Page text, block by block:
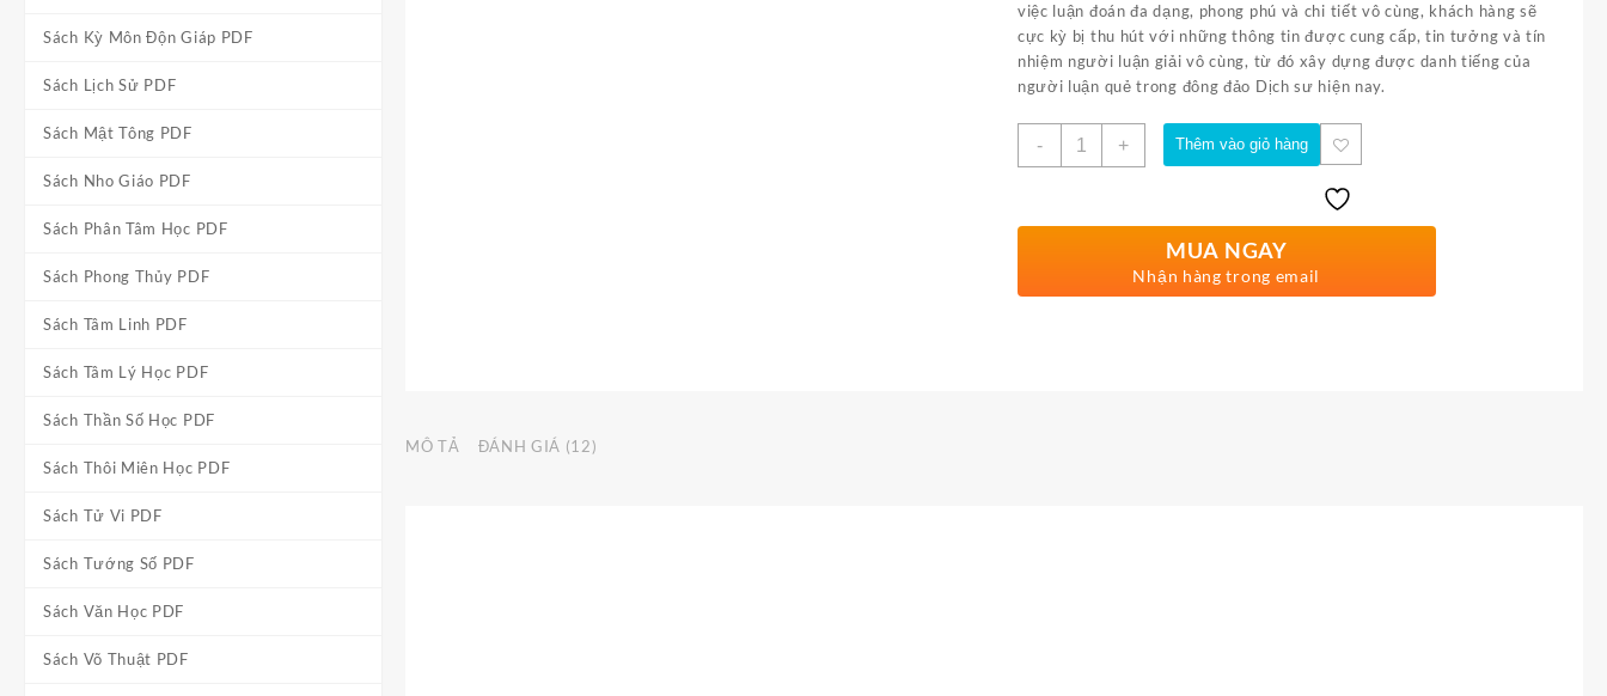
Sách Kỳ Môn Độn Giáp PDF
Sách Lịch Sử PDF
Sách Mật Tông PDF
Sách Nho Giáo PDF
Sách Phân Tâm Học PDF
Sách Phong Thủy PDF
Sách Tâm Linh PDF
Sách Tâm Lý Học PDF
Sách Thần Số Học PDF
Sách Thôi Miên Học PDF
Sách Tử Vi PDF
Sách Tướng Số PDF
Sách Văn Học PDF
Sách Võ Thuật PDF
việc luận đoán đa dạng, phong phú và chi tiết vô cùng, khách hàng sẽ
cực kỳ bị thu hút với những thông tin được cung cấp, tin tưởng và tín
nhiệm người luận giải vô cùng, từ đó xây dựng được danh tiếng của
người luận quẻ trong đông đảo Dịch sư hiện nay.
- + Thêm vào giỏ hàng
MUA NGAY
Nhận hàng trong email
MÔ TẢ ĐÁNH GIÁ (12)